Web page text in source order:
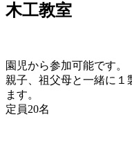
木工教室
園児から参加可能です。
親子、祖父母と一緒に１
ます。
定員20名